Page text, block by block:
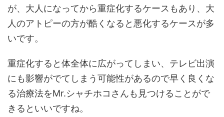
が、大人になってから重症化するケースもあり、大
人のアトピーの方が酷くなると悪化するケースが多
いです。
重症化すると体全体に広がってしまい、テレビ出演
にも影響がでてしまう可能性があるので早く良くな
る治療法をMr.シャチホコさんも見つけることがで
きるといいですね。